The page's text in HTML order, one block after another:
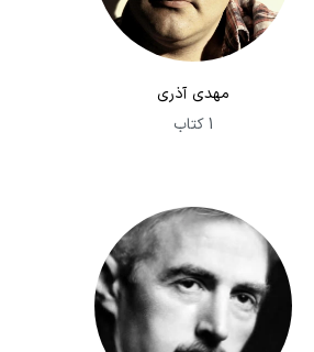
مهدی آذری
1 کتاب